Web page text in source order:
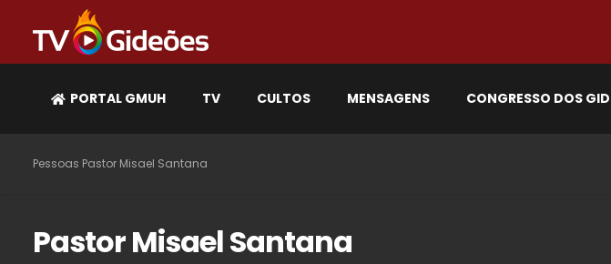
PORTAL GMUH TV CULTOS MENSAGENS CONGRESSO DOS
Pessoas Pastor Misael Santana
Pastor Misael Santana